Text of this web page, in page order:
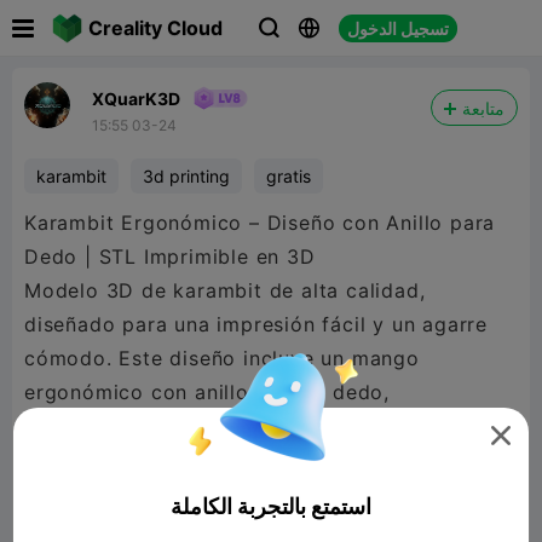
Creality Cloud   تسجيل الدخول
XQuarK3D
15:55 03-24
متابعة
karambit 3d printing gratis
Karambit Ergonómico – Diseño con Anillo para
Dedo | STL Imprimible en 3D
Modelo 3D de karambit de alta calidad,
diseñado para una impresión fácil y un agarre
cómodo. Este diseño incluye un mango
ergonómico con anillo para el dedo,
proporcionando mayor control y estabilidad en
La forma ha sido pensada para adaptarse de
manera natural al agarre, siendo ideal para

استمتع بالتجربة الكاملة